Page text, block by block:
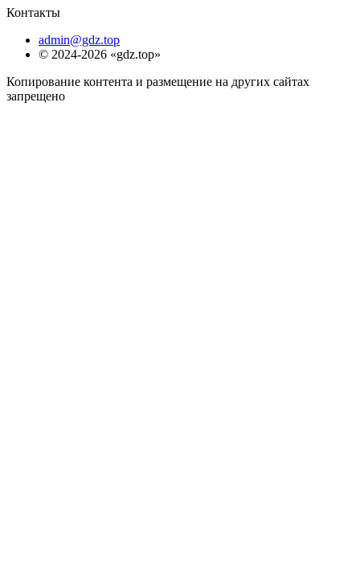
Контакты
admin@gdz.top
© 2024-2026 «gdz.top»
Копирование контента и размещение на других сайтах
запрещено